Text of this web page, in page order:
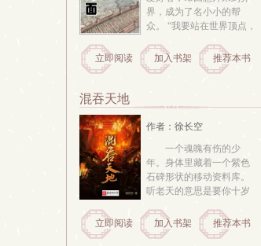
界，成为了名小小的帮
众。 “我要站在世界顶点，
极捡属性系统，他在异界
大发神威。 九阳神功、降
象镇狱劲、鲲鹏法这一
世， 他夺龙元...
立即阅读 加入书架 推荐本书
混吞天地
作者：徐长空
一个魂魄有伤的少
年。身体里藏着一个紫色
石碑形状的移动资料库。
听老天的意思是要你十岁
抗争那你来试试看吧。反
正不要钱，随便看几眼。
立即阅读 加入书架 推荐本书